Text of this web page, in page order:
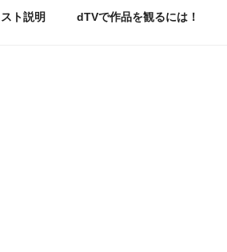
ト説明 dTVで作品を観るには！